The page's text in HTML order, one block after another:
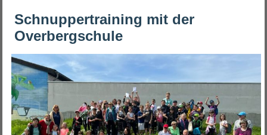
Schnuppertraining mit der
Overbergschule